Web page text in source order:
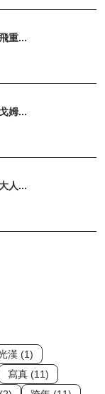
重...
姆...
人...
漢 (1)
寫真 (11)